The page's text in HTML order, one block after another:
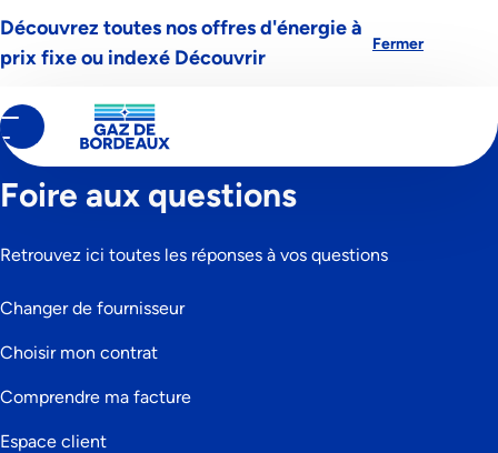
Aller à la navigationAller au contenuAller au pied-de-page
Découvrez toutes nos offres d'énergie à
prix fixe ou indexé Découvrir
Fermer
Contenu
principal
Fil
d'Ariane
Accueil
Foire aux questions
Retrouvez ici toutes les réponses à vos questions
Changer de fournisseur
Choisir mon contrat
Comprendre ma facture
Espace client